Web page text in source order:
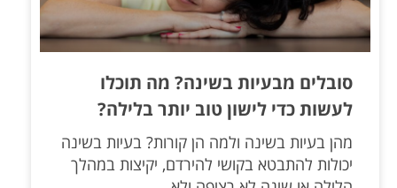
סובלים מבעיות בשינה? מה תוכלו
לעשות כדי לישון טוב יותר בלילה?
מהן בעיות בשינה ולמה הן קורות? בעיות בשינה
יכולות להתבטא בקושי להירדם, יקיצות במהלך